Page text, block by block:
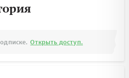
Открыть доступ.